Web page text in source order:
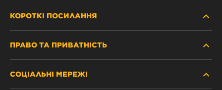
КОРОТКІ ПОСИЛАННЯ
ПРАВО ТА ПРИВАТНІСТЬ
ЗАХИСТ ПЕРСОНАЛЬНИХ ДАНИХ
СОЦІАЛЬНІ МЕРЕЖІ